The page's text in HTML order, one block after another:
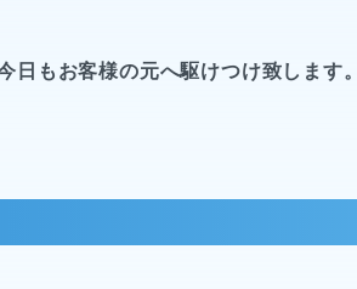
もお客様の元へ駆けつけ致します。